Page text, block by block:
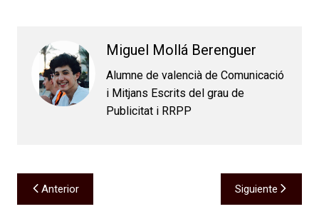
Miguel Mollá Berenguer
Alumne de valencià de Comunicació
i Mitjans Escrits del grau de
Publicitat i RRPP
Navegación
de
Anterior Siguiente